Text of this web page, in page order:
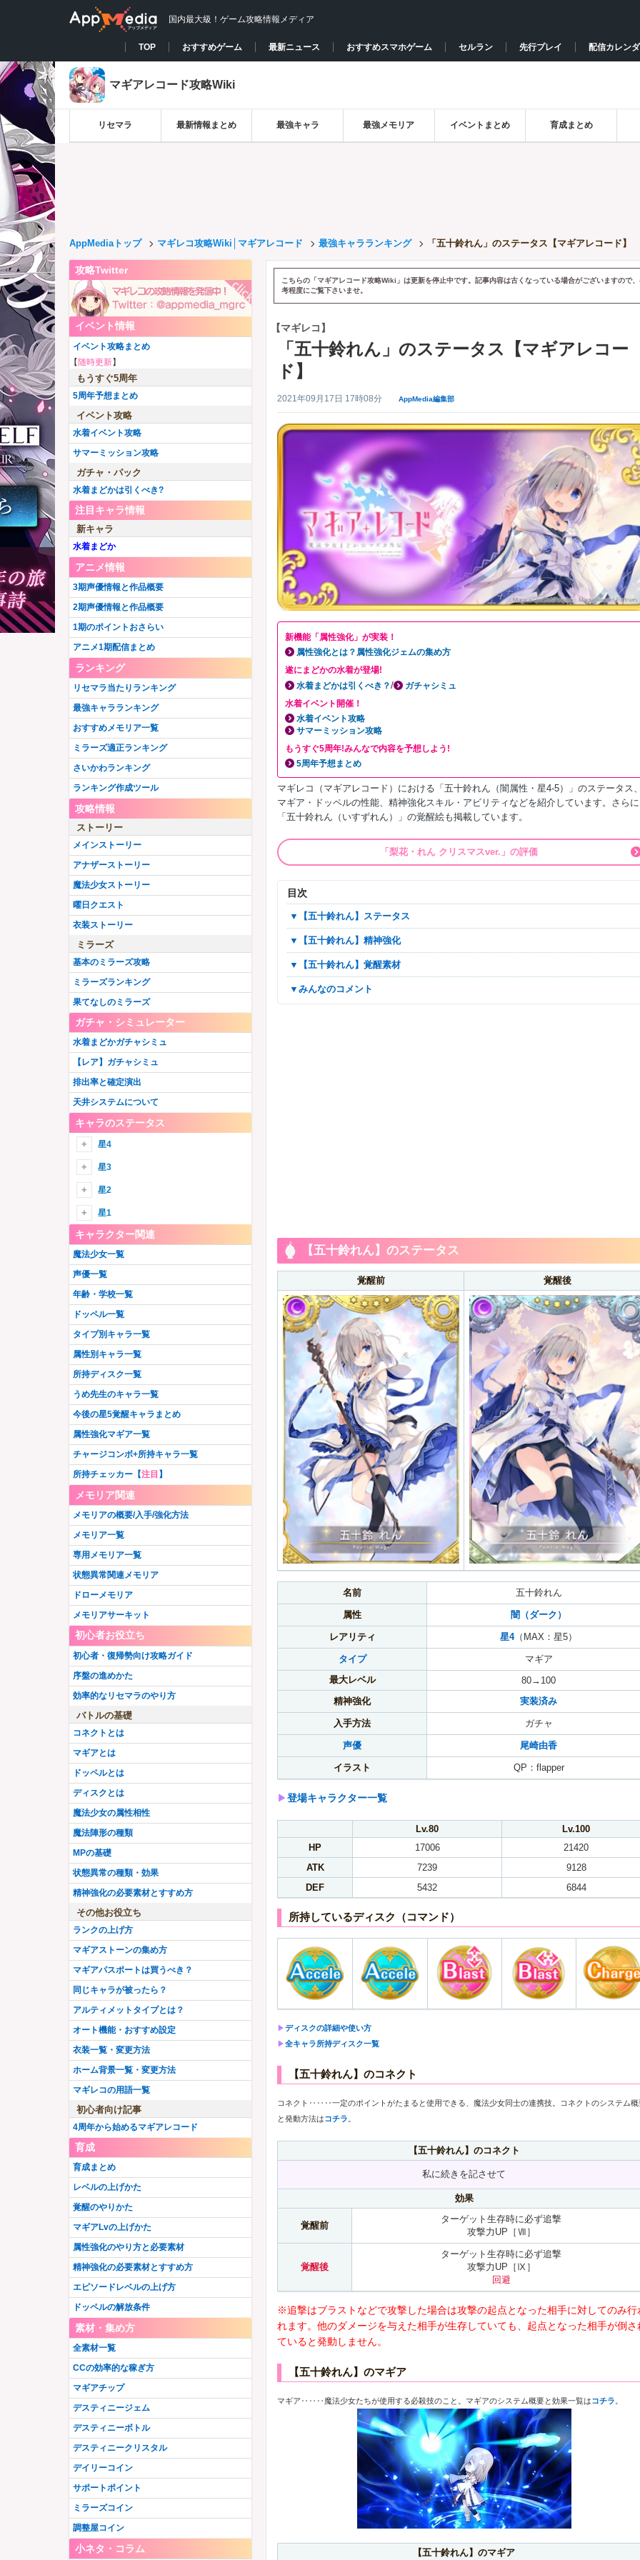
国内最大級！ゲーム攻略情報メディア
TOP おすすめゲーム 最新ニュース おすすめスマホゲーム セルラン 先行プレイ 配信カレン
マギアレコード攻略Wiki
リセマラ 最新情報まとめ 最強キャラ 最強メモリア イベントまとめ 育成まとめ
AppMediaトップ マギレコ攻略Wiki│マギアレコード 最強キャラランキング 「五十鈴れん」のステータス【マギアレコード】
こちらの「マギアレコード攻略Wiki」は更新を停止中です。記事内容は古くなっている場合がございますので
考程度にご覧下さいませ。
【マギレコ】
「五十鈴れん」のステータス【マギアレコー
ド】
2021年09月17日 17時08分 AppMedia編集部
新機能「属性強化」が実装！
属性強化とは？属性強化ジェムの集め方
遂にまどかの水着が登場!
水着まどかは引くべき？/
ガチャシミュ
水着イベント開催！
水着イベント攻略
サマーミッション攻略
もうすぐ5周年!みんなで内容を予想しよう!
5周年予想まとめ
マギレコ（マギアレコード）における「五十鈴れん（闇属性・星4-5）」のステータス、
マギア・ドッペルの性能、精神強化スキル・アビリティなどを紹介しています。さらに
「五十鈴れん（いすずれん）」の覚醒絵も掲載しています。
「梨花・れん クリスマスver.」の評価
目次
▼【五十鈴れん】ステータス
▼【五十鈴れん】精神強化
▼【五十鈴れん】覚醒素材
▼みんなのコメント
【五十鈴れん】のステータス
覚醒前 覚醒後
名前 五十鈴れん
属性 闇（ダーク）
レアリティ 星4（MAX：星5）
タイプ
マギア
最大レベル
80→100
精神強化
実装済み
入手方法 ガチャ
声優 尾崎由香
イラスト QP：flapper
▶︎登場キャラクター一覧
Lv.80
Lv.100
HP
17006
21420
ATK
7239
9128
DEF
5432 6844
所持しているディスク（コマンド）
▶︎ディスクの詳細や使い方
▶︎全キャラ所持ディスク一覧
【五十鈴れん】のコネクト
コネクト‥‥‥一定のポイントがたまると使用できる、魔法少女同士の連携技。コネクトのシステム概
と発動方法はコチラ
【五十鈴れん】のコネクト
私に続きを記させて
効果
覚醒前
ターゲット生存時に必ず追撃
攻撃力UP［Ⅶ］
覚醒後
ターゲット生存時に必ず追撃
攻撃力UP［Ⅸ］
回避
※追撃はブラストなどで攻撃した場合は攻撃の起点となった相手に対してのみ行
れます。他のダメージを与えた相手が生存していても、起点となった相手が倒さ
ていると発動しません。
【五十鈴れん】のマギア
マギア‥‥‥魔法少女たちが使用する必殺技のこと。マギアのシステム概要と効果一覧はコチラ
【五十鈴れん】のマギア
攻略Twitter
イベント情報
イベント攻略まとめ
【随時更新】
もうすぐ5周年
5周年予想まとめ
イベント攻略
水着イベント攻略
サマーミッション攻略
ガチャ・パック
水着まどかは引くべき?
注目キャラ情報
新キャラ
水着まどか
アニメ情報
3期声優情報と作品概要
2期声優情報と作品概要
1期のポイントおさらい
アニメ1期配信まとめ
ランキング
リセマラ当たりランキング
最強キャラランキング
おすすめメモリア一覧
ミラーズ適正ランキング
さいかわランキング
ランキング作成ツール
攻略情報
ストーリー
メインストーリー
アナザーストーリー
魔法少女ストーリー
曜日クエスト
衣装ストーリー
ミラーズ
基本のミラーズ攻略
ミラーズランキング
果てなしのミラーズ
ガチャ・シミュレーター
水着まどかガチャシミュ
【レア】ガチャシミュ
排出率と確定演出
天井システムについて
キャラのステータス
星4
星4火
御園かりん
十咎ももこ
佐倉杏子
眞尾ひみか
天乃鈴音
羽川翼
神原駿河
里見灯花
高町なのは
エリザ
水着杏子
南津涼子
安積はぐむ
時女静香
鶴乃・フェリシア宅配ver.
大庭樹里
美琴椿
桐野紗枝
かりん・アリナ
正月静香
ドッペル杏子
アニメウワサの鶴乃
星4水
水波レナ
静海このは
美樹さやか
梢麻友
水着いろは
八九寺真宵
水着天音姉妹
土岐すなお
晴着さやか
アイドルレナちゃん
笠音アオ
水着レナかえで
飾利潤
やちよ・みふゆ始まりver.
ウワサのさな
七夕やちよ
波乗りさやか
遊狩ミユリ
アニメやちよ
藍家ひめな
アニメレナ
有愛うらら
水着まどか【New】
星4木
巴マミ
ホーリーマミ
ホーリーアリナ
アリナ・グレイ
相野みと
千石撫子
柊ねむ
広江ちはる
日向茉莉
宮尾時雨
若菜つむぎ
香春ゆうな
水着マミ
栗栖アレクサンドラ
このは・葉月
神楽燦
アニメホーリーマミ
那由他・みかげ
氷室ラビ
星4光
アルティメットまどか
鹿目まどか
晴着まどか
粟根こころ
タルト
和泉十七夜
水着ほむら
千秋理子
忍野忍
万年桜のウワサ
いろはちゃん
史乃沙優希
フェイト
いろは・やちよ 決戦ver.
七瀬ゆきか
煌里ひかる
最終タルト
水着万年桜
シスターももこ
巫女環姉妹
三輪みつね
究極まどか先輩
ミヌゥ
紅晴結菜
まどか・いろは
昴かずみ
アニメいろは
F織莉子
真井あかり
星4闇
暁美ほむら
呉キリカ
五十鈴れん
かずみ
天音月夜
リズ
雪野かなえ
梓みふゆ
暁美ほむら(眼鏡Ver.)
百江なぎさ
牧野郁美
環うい
更紗帆奈
古町みくら
Xmas梨花れん
バレンタインなぎさ
水樹塁
小さなキュゥべえ
吸血鬼十七夜
八雲みかげ
灯花・ねむ聖夜ver.
アシュリー
魔女イザボー
里見那由他
入名クシュ
三浦旭
イザボー
黒江
悪魔ほむらちゃん
水着黒江
星4無
八雲みたま
晴着みたま
リヴィア・メディロス
篠目ヨヅル
佐和月出里
人魚ももこ・みたま
ペレネル
星3
星3火
綾野梨花
ウワサの鶴乃
江利あいみ
伊吹れいら
牧カオル
観鳥令
三穂野せいら
智珠らんか
枇々木めぐる
ラピヌ
星3水
詩音千里
竜城明日香
常盤ななか
純美雨
御崎海香
メリッサ
吉良てまり
由貴真里愛
由良蛍
星3木
秋野かえで
千歳ゆま
安名メル
八神はやて
恵萌花
青葉ちか
星3光
美国織莉子
加賀見まさら
遊佐葉月
まどか先輩
天音月咲
奏遥香
柚希ほとり
星3闇
阿見莉愛
毬子あやか
成見亜里紗
戦場ヶ原ひたぎ
フェリシアちゃん
コルボー
柚希りおん
星2
由比鶴乃
胡桃まなか
三栗あやめ
七海やちよ
志伸あきら
空穂夏希
桑水せいか
二葉さな
夏目かこ
春名このみ
都ひなの
鈴鹿さくや
保澄雫
美凪ささら
深月フェリシア
矢宵かのこ
木崎衣美里
星1
環いろは
黒(匿名希望)
キャラクター関連
魔法少女一覧
声優一覧
年齢・学校一覧
ドッペル一覧
タイプ別キャラ一覧
属性別キャラ一覧
所持ディスク一覧
うめ先生のキャラ一覧
今後の星5覚醒キャラまとめ
属性強化マギア一覧
チャージコンボ+所持キャラ一覧
所持チェッカー【注目 】
メモリア関連
メモリアの概要/入手/強化方法
メモリア一覧
専用メモリア一覧
状態異常関連メモリア
ドローメモリア
メモリアサーキット
初心者お役立ち
初心者・復帰勢向け攻略ガイド
序盤の進めかた
効率的なリセマラのやり方
バトルの基礎
コネクトとは
マギアとは
ドッペルとは
ディスクとは
魔法少女の属性相性
魔法陣形の種類
MPの基礎
状態異常の種類・効果
精神強化の必要素材とすすめ方
その他お役立ち
ランクの上げ方
マギアストーンの集め方
マギアパスポートは買うべき？
同じキャラが被ったら？
アルティメットタイプとは？
オート機能・おすすめ設定
衣装一覧・変更方法
ホーム背景一覧・変更方法
マギレコの用語一覧
初心者向け記事
4周年から始めるマギアレコード
育成
育成まとめ
レベルの上げかた
覚醒のやりかた
マギアLvの上げかた
属性強化のやり方と必要素材
精神強化の必要素材とすすめ方
エピソードレベルの上げ方
ドッペルの解放条件
素材・集め方
全素材一覧
CCの効率的な稼ぎ方
マギアチップ
デスティニージェム
デスティニーボトル
デスティニークリスタル
デイリーコイン
サポートポイント
ミラーズコイン
調整屋コイン
小ネタ・コラム